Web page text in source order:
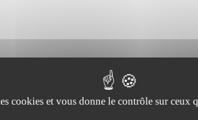
cookies et vous donne le contrôle sur ceux